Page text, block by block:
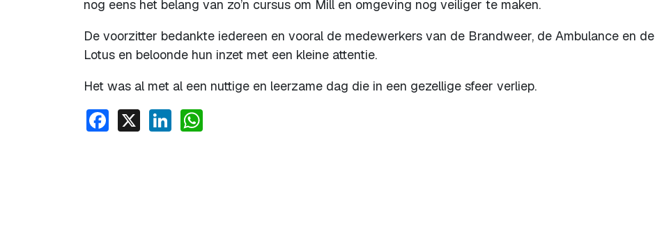
nog eens het belang van zo’n cursus om Mill en omgeving nog veiliger te maken.
De voorzitter bedankte iedereen en vooral de medewerkers van de Brandweer, de Ambulance en de
Lotus en beloonde hun inzet met een kleine attentie.
Het was al met al een nuttige en leerzame dag die in een gezellige sfeer verliep.
Facebook
X LinkedIn